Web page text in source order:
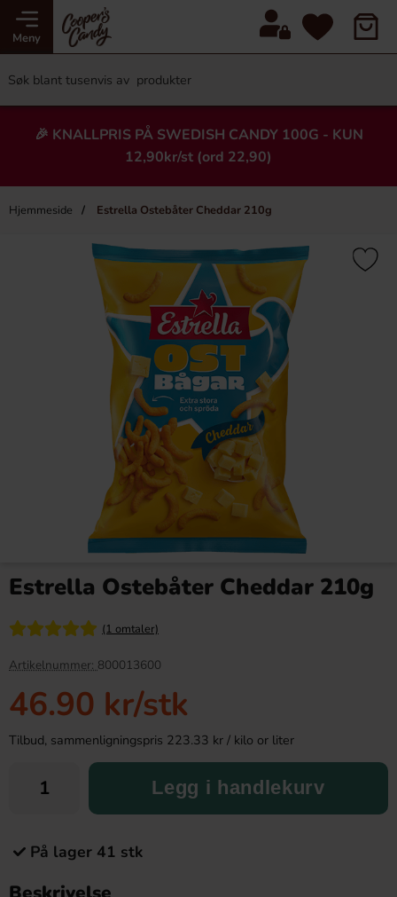
Meny
🎉 KNALLPRIS PÅ SWEDISH CANDY 100G - KUN
12,90kr/st (ord 22,90)
Hjemmeside Estrella Ostebåter Cheddar 210g
Heading
×
Chips Korv med bröd 150g
275g
Estrella Ostebåter Cheddar 210g
(1 omtaler)
Artikelnummer: 800013600
46.90 kr/stk
Tilbud, sammenligningspris 223.33 kr / kilo or liter
Legg i handlekurv
På lager 41 stk